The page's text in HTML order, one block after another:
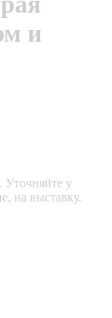
и
Уточняйте у
на выставку.